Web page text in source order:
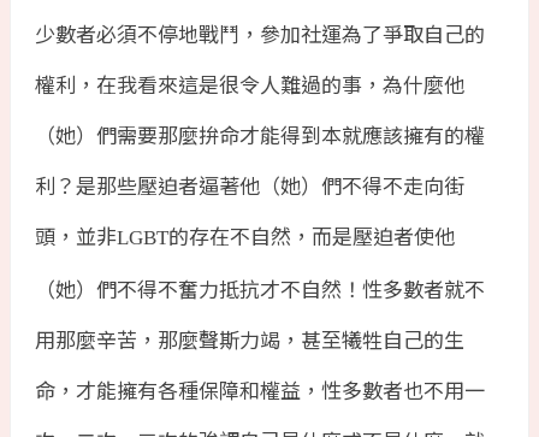
少數者必須不停地戰鬥，參加社運為了爭取自己的
權利，在我看來這是很令人難過的事，為什麼他
（她）們需要那麼拚命才能得到本就應該擁有的權
利？是那些壓迫者逼著他（她）們不得不走向街
頭，並非LGBT的存在不自然，而是壓迫者使他
（她）們不得不奮力抵抗才不自然！性多數者就不
用那麼辛苦，那麼聲斯力竭，甚至犧牲自己的生
命，才能擁有各種保障和權益，性多數者也不用一